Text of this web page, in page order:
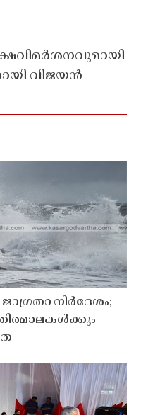
വിജയൻ
നിർദേശം;
തിരമാലകൾക്കും